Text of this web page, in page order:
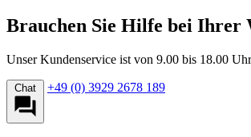
Brauchen Sie Hilfe bei Ihrer
Unser Kundenservice ist von 9.00 bis 18.00
Chat +49 (0) 3929 2678 189